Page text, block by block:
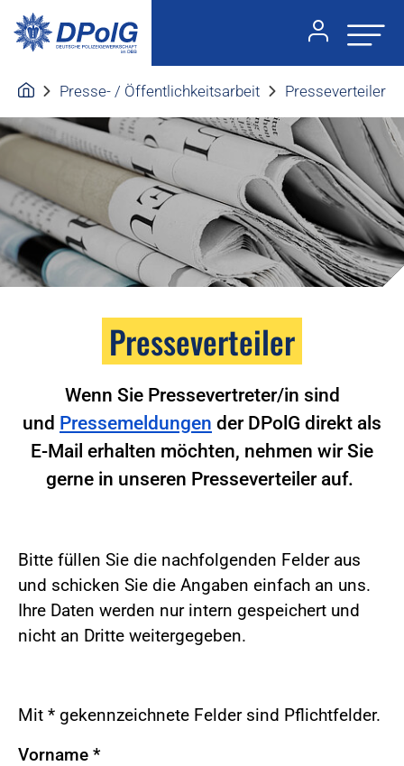
Presse- / Öffentlichkeitsarbeit Presseverteiler
Presseverteiler
Wenn Sie Pressevertreter/in sind
und Pressemeldungen der DPolG direkt als
E-Mail erhalten möchten, nehmen wir Sie
gerne in unseren Presseverteiler auf.
Bitte füllen Sie die nachfolgenden Felder aus
und schicken Sie die Angaben einfach an uns.
Ihre Daten werden nur intern gespeichert und
nicht an Dritte weitergegeben.
Mit * gekennzeichnete Felder sind Pflichtfelder.
Vorname *